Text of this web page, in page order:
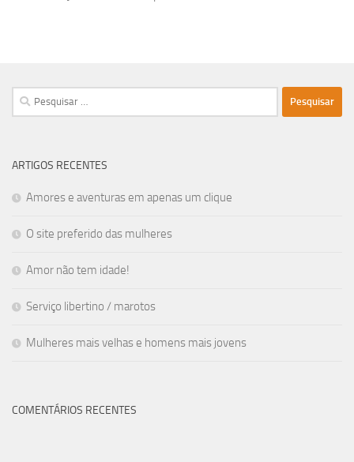
Pesquisar
por:
ARTIGOS RECENTES
Amores e aventuras em apenas um clique
O site preferido das mulheres
Amor não tem idade!
Serviço libertino / marotos
Mulheres mais velhas e homens mais jovens
COMENTÁRIOS RECENTES